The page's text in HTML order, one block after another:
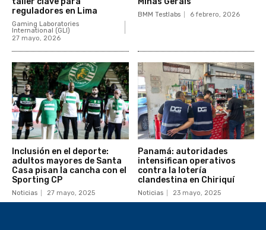
reguladores en Lima
Gaming Laboratories
International (GLI)
27 mayo, 2026
BMM Testlabs 6 febrero, 2026
Inclusión en el deporte:
adultos mayores de Santa
Casa pisan la cancha con el
Sporting CP
Noticias 27 mayo, 2025
Panamá: autoridades
intensifican operativos
contra la lotería
clandestina en Chiriquí
Noticias 23 mayo, 2025